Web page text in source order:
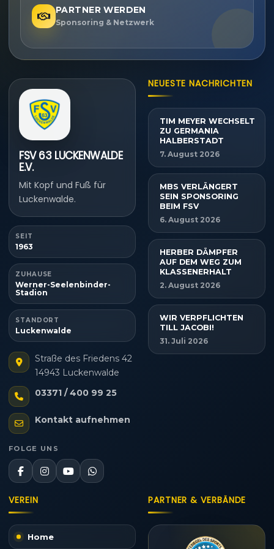
PARTNER WERDEN
Sponsoring & Netzwerk
FSV 63 LUCKENWALDE
E.V.
Mit Kopf und Fuß für
Luckenwalde.
SEIT
1963
ZUHAUSE
Werner-Seelenbinder-
Stadion
STANDORT
Luckenwalde
Straße des Friedens 42
14943 Luckenwalde
03371 / 400 99 25
Kontakt aufnehmen
FOLGE UNS
NEUESTE NACHRICHTEN
TIM MEYER WECHSELT
ZU GERMANIA
HALBERSTADT
7. August 2026
MBS VERLÄNGERT
SEIN SPONSORING
BEIM FSV
6. August 2026
HERBER DÄMPFER
AUF DEM WEG ZUM
KLASSENERHALT
2. August 2026
WIR VERPFLICHTEN
TILL JACOBI!
31. Juli 2026
VEREIN
Home
PARTNER & VERBÄNDE